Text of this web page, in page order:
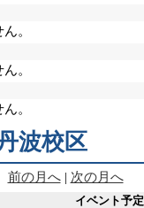
。
。
。
波校区
前の月へ| 次の月へ
イベント予定